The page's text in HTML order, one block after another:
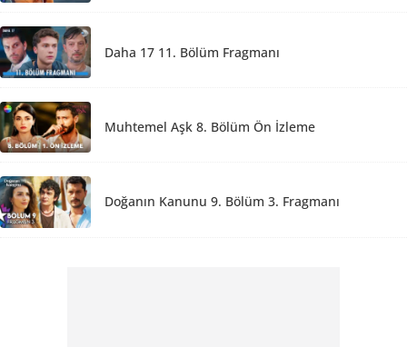
Daha 17 11. Bölüm Fragmanı
Muhtemel Aşk 8. Bölüm Ön İzleme
Doğanın Kanunu 9. Bölüm 3. Fragmanı